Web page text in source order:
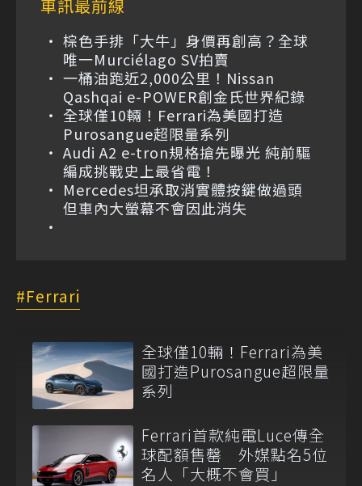
車訊最前線
棕色手排「大牛」身價再創高？全球
唯一Murciélago SV拍賣
一桶油跑近2,000公里！Nissan
Qashqai e-POWER創金氏世界紀錄
全球僅10輛！Ferrari為美國打造
Purosangue超限量系列
Audi A2 e-tron規格搶先曝光 純前驅
編成挑戰史上最省電！
Mercedes坦承取消實體按鍵做過頭
但車內大螢幕不會因此消失
Ferrari
全球僅10輛！Ferrari為美
國打造Purosangue超限量
系列
Ferrari首款純電Luce傳全
球配額售罄 外媒點名5位
名人「大概不會買」